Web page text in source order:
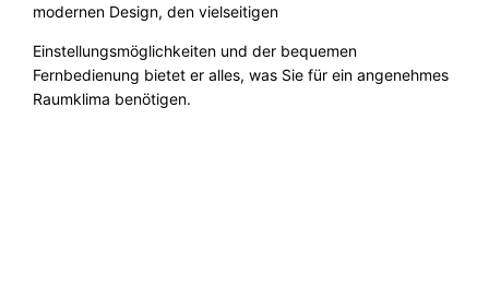
modernen Design, den vielseitigen
Einstellungsmöglichkeiten und der bequemen
Fernbedienung bietet er alles, was Sie für ein angenehmes
Raumklima benötigen.